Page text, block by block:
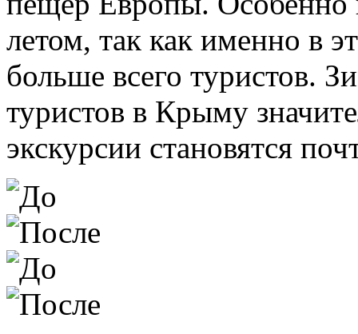
летом, так как именно в
больше всего туристов.
туристов в Крыму
экскурсии становятся